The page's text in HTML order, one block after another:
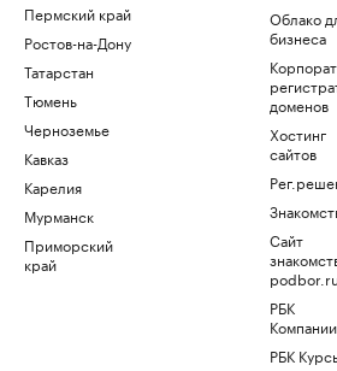
Пермский край
Ростов-на-Дону
Татарстан
Тюмень
Черноземье
Кавказ
Карелия
Мурманск
Приморский
край
Облако
бизнеса
доменов
Хостинг
сайтов
Сайт
РБК
Компании
РБК